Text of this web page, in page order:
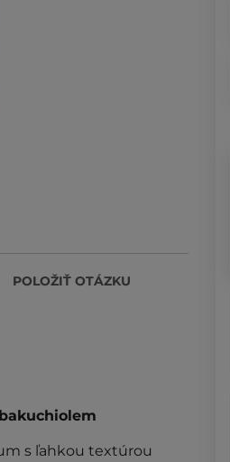
POLOŽIŤ OTÁZKU
s ľahkou textúrou